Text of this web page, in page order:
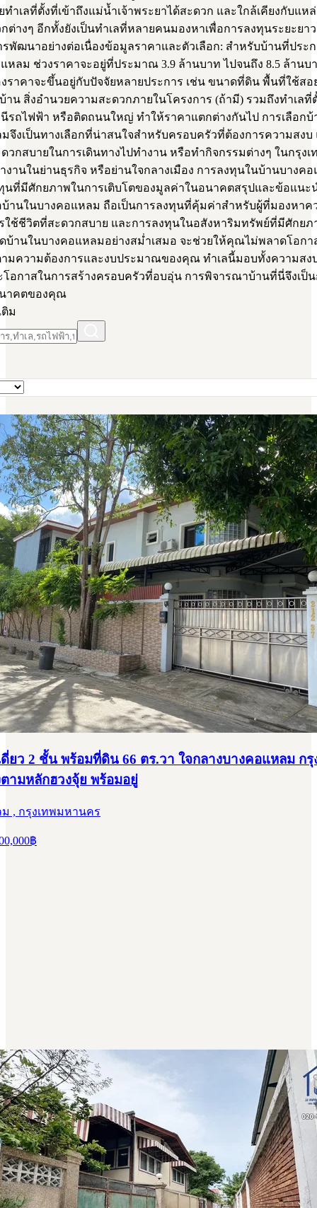
ทำเลที่ตั้งที่เข้าถึงแม่น้ำเจ้าพระยาได้สะดวก และใกล้เคียงกับแห
ต่างๆ อีกทั้งยังเป็นทำเลที่หลายคนมองหาเพื่อการลงทุนระยะยา
พัฒนาอย่างต่อเนื่องข้อมูลราคาและตัวเลือก: สำหรับบ้านที่ประ
หลม ช่วงราคาจะอยู่ที่ประมาณ 3.9 ล้านบาท ไปจนถึง 8.5 ล้านบ
ราคาจะขึ้นอยู่กับปัจจัยหลายประการ เช่น ขนาดที่ดิน พื้นที่ใช้สอ
าน สิ่งอำนวยความสะดวกภายในโครงการ (ถ้ามี) รวมถึงทำเลที่
รถไฟฟ้า หรือติดถนนใหญ่ ทำให้ราคาแตกต่างกันไป การเลือกบ้
จึงเป็นทางเลือกที่น่าสนใจสำหรับครอบครัวที่ต้องการความสงบ
วกสบายในการเดินทางไปทำงาน หรือทำกิจกรรมต่างๆ ในกรุงเ
งานในย่านธุรกิจ หรือย่านใจกลางเมือง การลงทุนในบ้านบางค
นที่มีศักยภาพในการเติบโตของมูลค่าในอนาคตสรุปและข้อแนะ
านในบางคอแหลม ถือเป็นการลงทุนที่คุ้มค่าสำหรับผู้ที่มองหาค
ใช้ชีวิตที่สะดวกสบาย และการลงทุนในอสังหาริมทรัพย์ที่มีศักยภ
บ้านในบางคอแหลมอย่างสม่ำเสมอ จะช่วยให้คุณไม่พลาดโอกา
มความต้องการและงบประมาณของคุณ ทำเลนี้มอบทั้งความสง
โอกาสในการสร้างครอบครัวที่อบอุ่น การพิจารณาบ้านที่นี่จึงเป็
าคตของคุณ
ติม
ยว 2 ชั้น พร้อมที่ดิน 66 ตร.วา ใจกลางบางคอแหลม กรุ
ามหลักฮวงจุ้ย พร้อมอยู่
, กรุงเทพมหานคร
฿